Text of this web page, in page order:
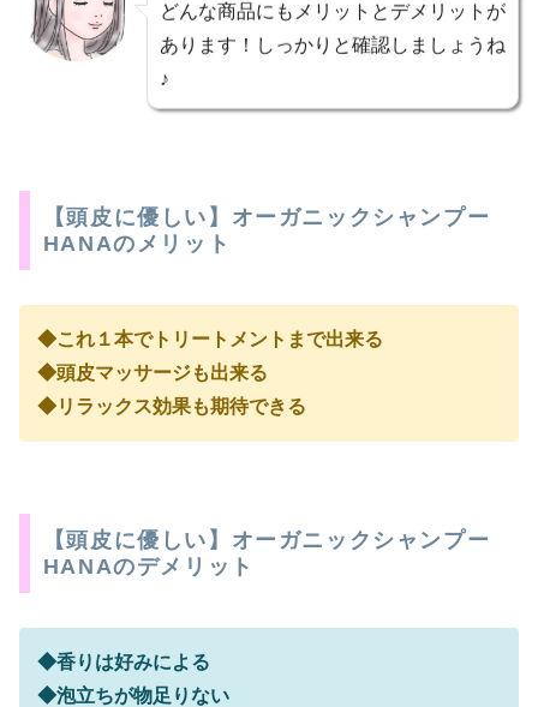
どんな商品にもメリットとデメリットが
あります！しっかりと確認しましょうね
♪
【頭皮に優しい】オーガニックシャンプー
HANAのメリット
◆これ１本でトリートメントまで出来る
◆頭皮マッサージも出来る
◆リラックス効果も期待できる
【頭皮に優しい】オーガニックシャンプー
HANAのデメリット
◆香りは好みによる
◆泡立ちが物足りない